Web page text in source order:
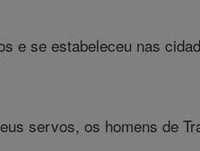
e se estabeleceu nas
servos, os homens de